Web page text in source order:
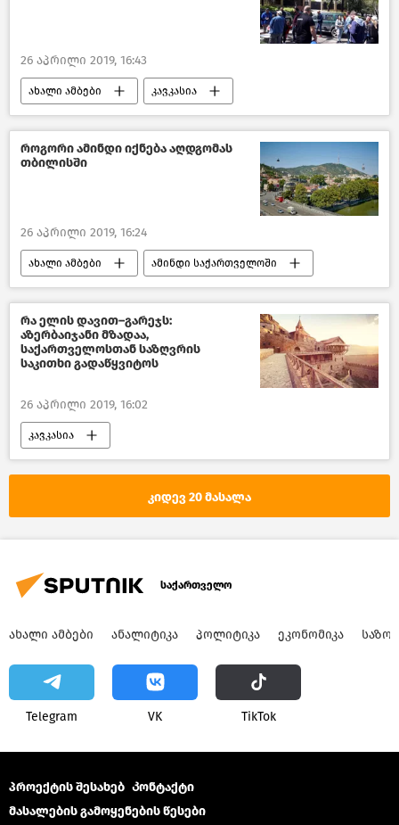
26 აპრილი 2019, 16:43
ახალი ამბები კავკასია
ქართული კულტურული მემკვიდრეობის ძეგლები
საქართველო
როგორი ამინდი იქნება აღდგომას
თბილისში
26 აპრილი 2019, 16:24
ახალი ამბები ამინდი საქართველოში
თბილისი დღეს საქართველო
რა ელის დავით–გარეჯს:
აზერბაიჯანი მზადაა,
საქართველოსთან საზღვრის
საკითხი გადაწყვიტოს
26 აპრილი 2019, 16:02
კავკასია
ვნებათაღელვა დავითგარეჯის ირგვლივ
კიდევ 20 მასალა
საქართველო
ᲐᲮᲐᲚᲘ ᲐᲛᲑᲔᲑᲘ ᲐᲜᲐᲚᲘᲢᲘᲙᲐ ᲞᲝᲚᲘᲢᲘᲙᲐ ᲔᲙᲝᲜᲝᲛᲘᲙᲐ
Telegram VK ТikТоk
პროექტის შესახებ Კონტაქტი
მასალების გამოყენების წესები